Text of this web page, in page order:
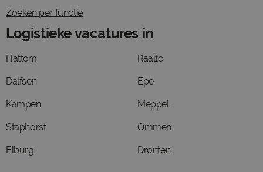
Zoeken per functie
Logistieke vacatures in
Hattem
Dalfsen
Kampen
Staphorst
Elburg
Raalte
Epe
Meppel
Ommen
Dronten